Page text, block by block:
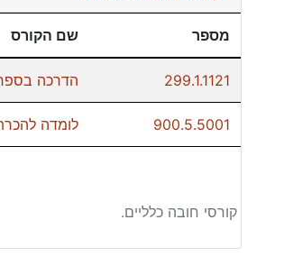
קורסי חובה כלליים.
מספר שם הקורס
299.1.1121 הדרכה
900.5.5001 לומדה